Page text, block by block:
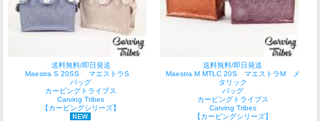
送料無料/即日発送
Maestra S 20SS マエストラS
バッグ
カービングトライブス
Carving Tribes
【カービングシリーズ】
送料無料/即日発送
Maestra M MTLC 20S マエストラM メ
タリック
バッグ
カービングトライブス
Carving Tribes
【カービングシリーズ】